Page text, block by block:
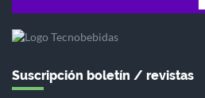
Suscripción boletín / revistas